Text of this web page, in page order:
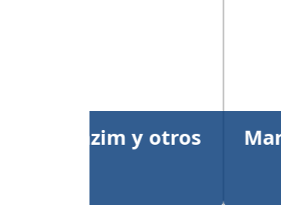
María Dimitrova
kata